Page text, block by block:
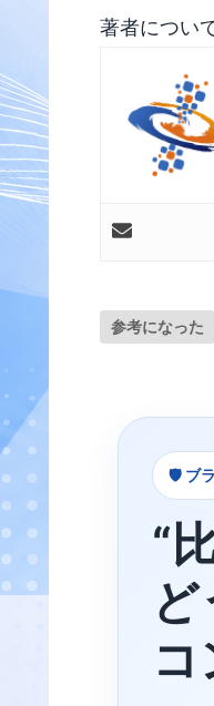
著者につい
参考になった
🛡️ ブ
“